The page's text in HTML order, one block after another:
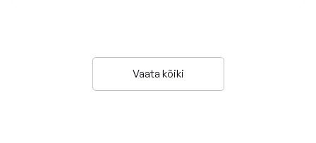
Vaata kõiki